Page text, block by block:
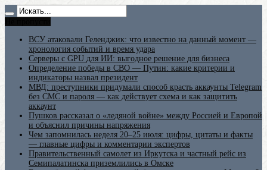
ВСУ атаковали Геленджик: что известно на данный момент —
хронология событий и время удара
Серверы с GPU для ИИ: выгодное решение для бизнеса
Определение победы в СВО — Путин: какие критерии и
индикаторы назвал президент
МВД: преступники придумали способ красть аккаунты Telegram
без СМС и пароля — как действует схема и как защитить
аккаунт
Пушков рассказал о «ледяной войне» между Россией и Европой
и объяснил причины напряжения
Чем запомнилась неделя 20–25 июля: цифры, цитаты и факты
— главные цифры и комментарии экспертов
Правительственный самолет из Иркутска и частный рейс из
Семипалатинска приземлились в Омске